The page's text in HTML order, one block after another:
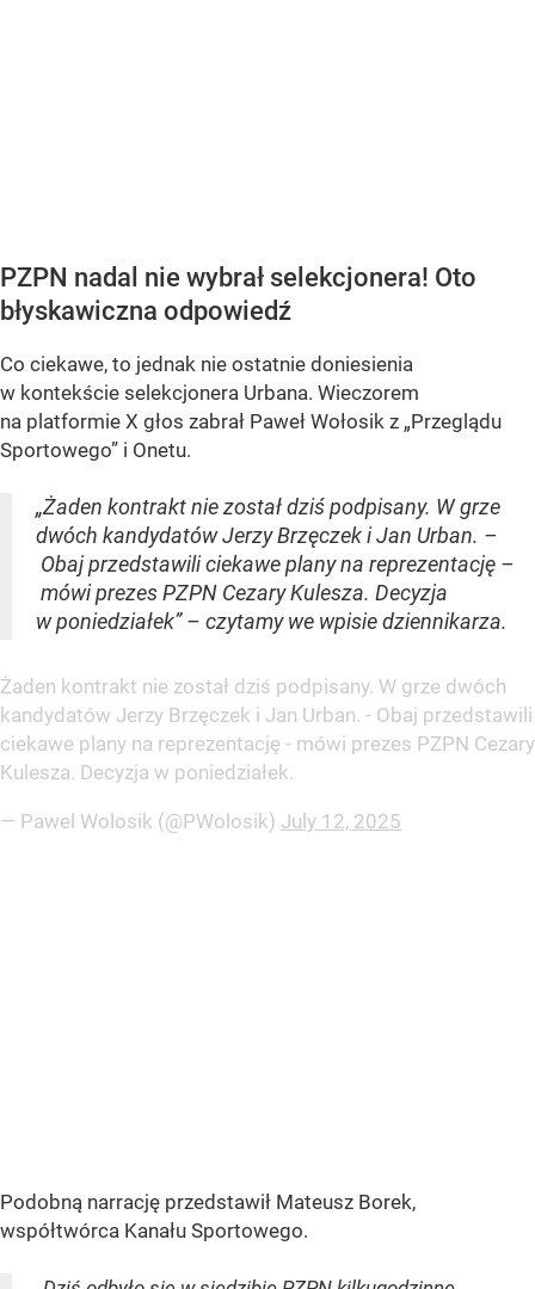
PZPN nadal nie wybrał selekcjonera! Oto
błyskawiczna odpowiedź
Co ciekawe, to jednak nie ostatnie doniesienia
w kontekście selekcjonera Urbana. Wieczorem
na platformie X głos zabrał Paweł Wołosik z „Przeglądu
Sportowego” i Onetu.
„Żaden kontrakt nie został dziś podpisany. W grze
dwóch kandydatów Jerzy Brzęczek i Jan Urban. –
Obaj przedstawili ciekawe plany na reprezentację –
mówi prezes PZPN Cezary Kulesza. Decyzja
w poniedziałek” – czytamy we wpisie dziennikarza.
Żaden kontrakt nie został dziś podpisany. W grze dwóch
kandydatów Jerzy Brzęczek i Jan Urban. - Obaj przedstawili
ciekawe plany na reprezentację - mówi prezes PZPN Cezary
Kulesza. Decyzja w poniedziałek.
— Pawel Wolosik (@PWolosik) July 12, 2025
Podobną narrację przedstawił Mateusz Borek,
współtwórca Kanału Sportowego.